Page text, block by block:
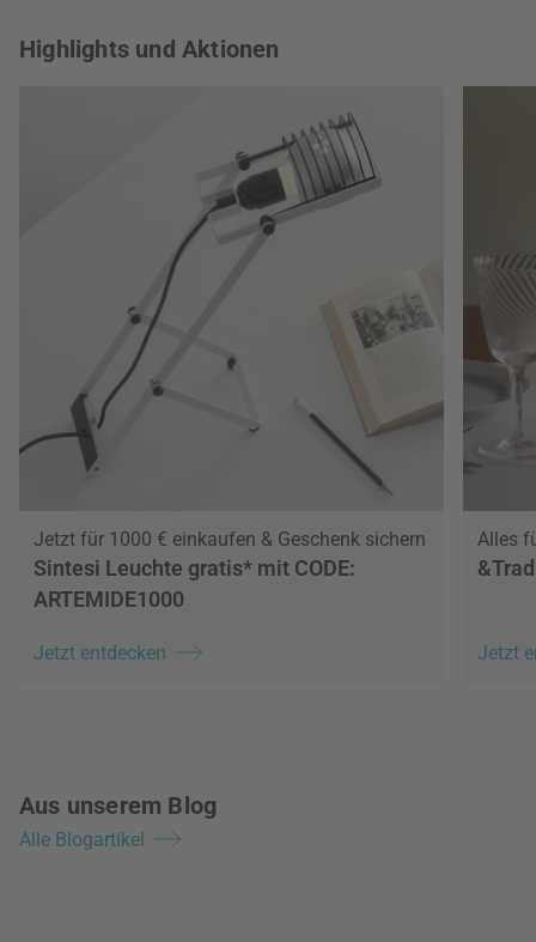
Highlights und Aktionen
Jetzt für 1000 € einkaufen & Geschenk sichern
Sintesi Leuchte gratis* mit CODE:
ARTEMIDE1000
Jetzt entdecken
Alles
Jetzt
Aus unserem Blog
Alle Blogartikel